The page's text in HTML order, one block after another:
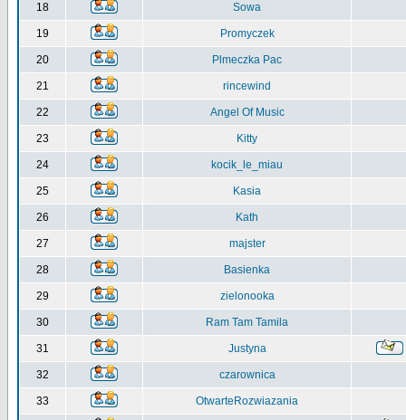
18 Sowa
19 Promyczek
20 Plmeczka Pac
21 rincewind
22 Angel Of Music
23 Kitty
24 kocik_le_miau
25 Kasia
26 Kath
27 majster
28 Basienka
29 zielonooka
30 Ram Tam Tamila
31 Justyna
32 czarownica
33 OtwarteRozwiazania